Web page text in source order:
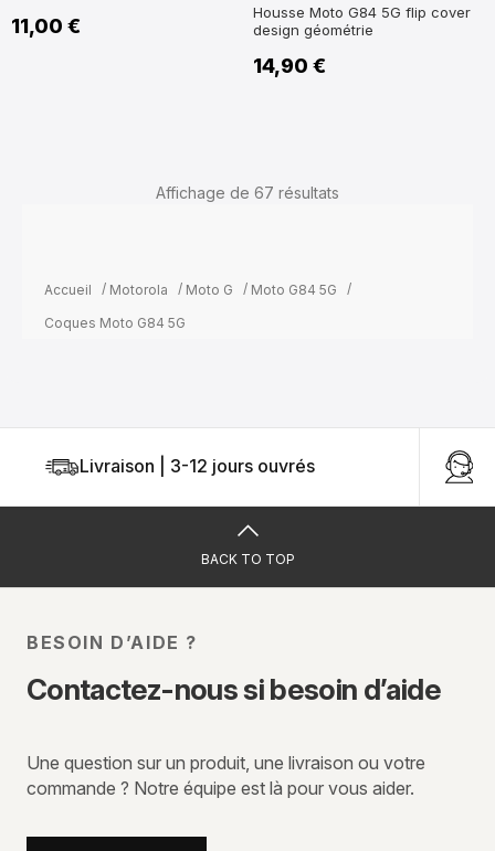
11,00 €
Housse Moto G84 5G flip cover
design géométrie
14,90 €
Affichage de 67 résultats
Accueil Motorola Moto G
Moto G84 5G
Coques Moto G84 5G
Livraison | 3-12 jours ouvrés
BACK TO TOP
BESOIN D’AIDE ?
Contactez-nous si besoin d’aide
Une question sur un produit, une livraison ou votre
commande ? Notre équipe est là pour vous aider.